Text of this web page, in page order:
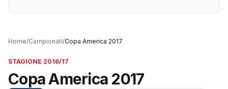
Home/Campionati/Copa America 2017
STAGIONE 2016/17
Copa America 2017